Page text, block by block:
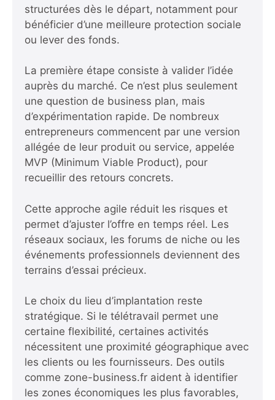
structurées dès le départ, notamment pour
bénéficier d’une meilleure protection sociale
ou lever des fonds.
La première étape consiste à valider l’idée
auprès du marché. Ce n’est plus seulement
une question de business plan, mais
d’expérimentation rapide. De nombreux
entrepreneurs commencent par une version
allégée de leur produit ou service, appelée
MVP (Minimum Viable Product), pour
recueillir des retours concrets.
Cette approche agile réduit les risques et
permet d’ajuster l’offre en temps réel. Les
réseaux sociaux, les forums de niche ou les
événements professionnels deviennent des
terrains d’essai précieux.
Le choix du lieu d’implantation reste
stratégique. Si le télétravail permet une
certaine flexibilité, certaines activités
nécessitent une proximité géographique avec
les clients ou les fournisseurs. Des outils
comme zone-business.fr aident à identifier
les zones économiques les plus favorables,